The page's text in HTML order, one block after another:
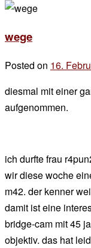
wege
Posted on 16.
diesmal mit einer
aufgenommen.
ich durfte frau
wir diese woche
m42. der kenner
damit ist eine
bridge-cam mit 45
objektiv. das hat